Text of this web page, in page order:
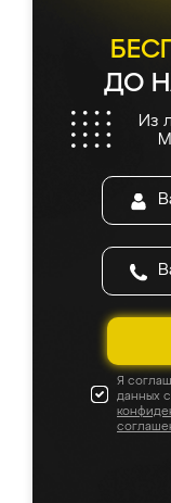
ДО
Из
Я
данных